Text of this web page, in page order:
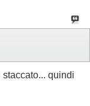
quindi